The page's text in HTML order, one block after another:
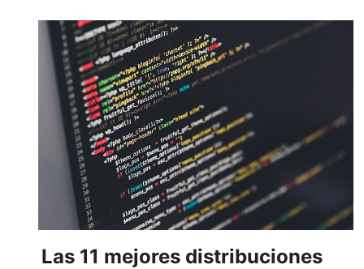
Las 11 mejores distribuciones